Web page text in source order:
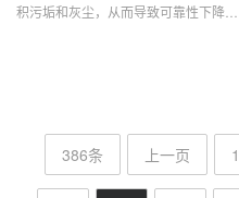
积污垢和灰尘，从而导致可靠性下降，
386条 上一页 1